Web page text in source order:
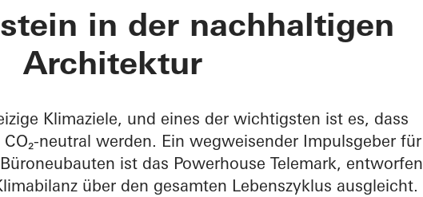
Telemark
in der nachhaltigen
Architektur
Klimaziele, und eines der wichtigsten ist es, dass
neutral werden. Ein wegweisender Impulsgeber für
ist das Powerhouse Telemark, entworfen
über den gesamten Lebenszyklus ausgleicht.